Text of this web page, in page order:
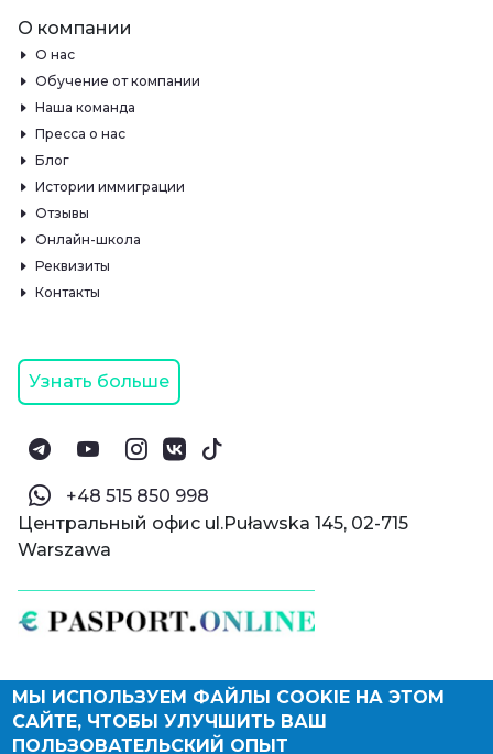
© Паспорт Онлайн 2019—2026
Политика конфиденциальности
Оферта и конфиденциальность:РФ
О компании
О нас
Обучение от компании
Наша команда
Пресса о нас
Блог
Истории иммиграции
Отзывы
Онлайн-школа
Реквизиты
Контакты
Узнать больше
‪+48 515 850 998‬
Центральный офис ul.Puławska 145, 02-715
Warszawa
МЫ ИСПОЛЬЗУЕМ ФАЙЛЫ COOKIE НА ЭТОМ
САЙТЕ, ЧТОБЫ УЛУЧШИТЬ ВАШ
ПОЛЬЗОВАТЕЛЬСКИЙ ОПЫТ